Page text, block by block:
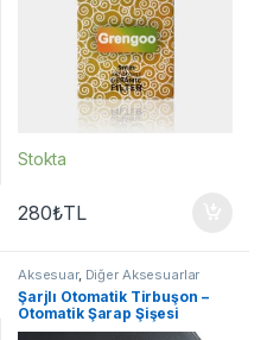
Stokta
280₺TL
Aksesuar, Diğer Aksesuarlar
Şarjlı Otomatik Tirbuşon –
Otomatik Şarap Şişesi
Açacağı